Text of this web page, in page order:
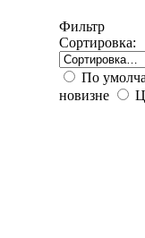
Фильтр
Сортировка:
По
новизне